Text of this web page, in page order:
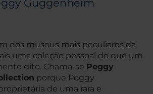
Guggenheim
dos museus mais peculiares da
uma coleção pessoal do que um
dito. Chama-se Peggy
porque Peggy
de uma rara e